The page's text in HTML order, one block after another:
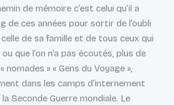
de mémoire c’est celui qu’il a
de ces années pour sortir de l’oubli
de sa famille et de tous ceux qui
que l’on n’a pas écoutés, plus de
nomades » « Gens du Voyage »,
dans les camps d’internement
Seconde Guerre mondiale. Le